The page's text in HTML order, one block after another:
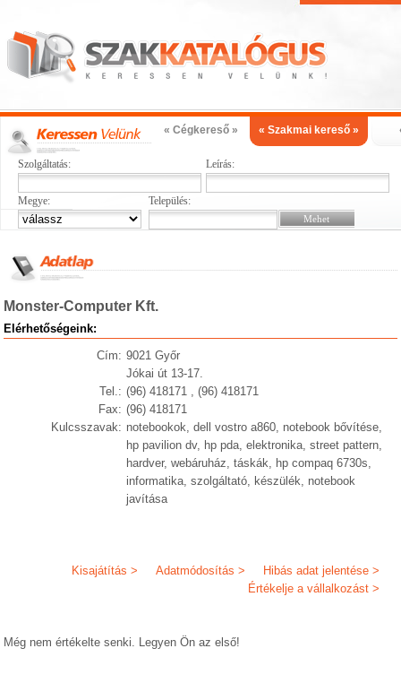
« Cégkereső » « Szakmai kereső »
Szolgáltatás: Leírás:
Megye: Település:
Monster-Computer Kft.
Elérhetőségeink:
Cím: 9021 Győr
Jókai út 13-17.
Tel.: (96) 418171 , (96) 418171
Fax: (96) 418171
Kulcsszavak: notebookok, dell vostro a860, notebook bővítése,
hp pavilion dv, hp pda, elektronika, street pattern,
hardver, webáruház, táskák, hp compaq 6730s,
informatika, szolgáltató, készülék, notebook
javítása
Hibás adat jelentése >
Adatmódosítás >
Kisajátítás >
Értékelje a vállalkozást >
Még nem értékelte senki. Legyen Ön az első!